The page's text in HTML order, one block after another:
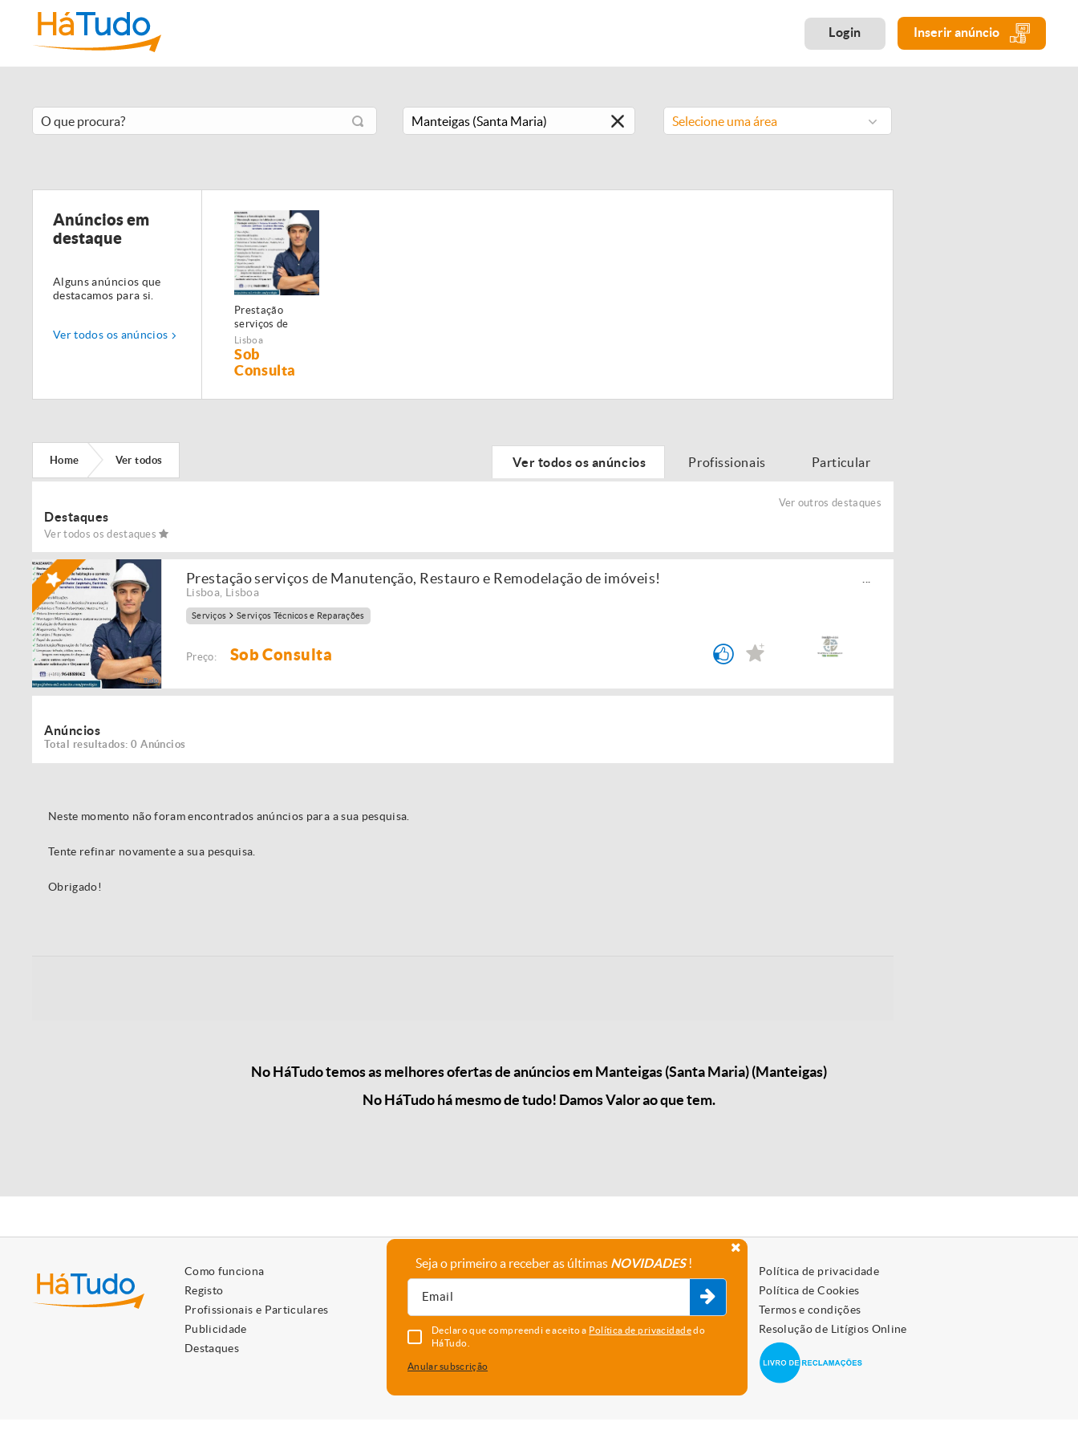
Login Inserir anúncio
Selecione uma área
Anúncios em
destaque
Alguns anúncios que
destacamos para si.
Ver todos os anúncios
Prestação
serviços de
Manutenção,
Restauro e
Remodelação de
imóveis!
Lisboa
Sob
Consulta
Home Ver todos Ver todos os anúncios Profissionais Particular
Ver outros destaques
Destaques
Ver todos os destaques
Prestação serviços de Manutenção, Restauro e Remodelação de imóveis!
Lisboa Lisboa
Serviços Serviços Técnicos e Reparações
Preço: Sob Consulta
Anúncios
Total resultados: 0 Anúncios
Neste momento não foram encontrados anúncios para a sua pesquisa.
Tente refinar novamente a sua pesquisa.
Obrigado!
No HáTudo temos as melhores ofertas de anúncios em Manteigas (Santa Maria) (Manteigas)
No HáTudo há mesmo de tudo! Damos Valor ao que tem.
Como funciona
Registo
Profissionais e Particulares
Publicidade
Destaques
A empresa
Parceiros
Política de privacidade
Política de Cookies
Termos e condições
Resolução de Litígios Online
Seja o primeiro a receber as últimas NOVIDADES!
Declaro que compreendi e aceito a Política de privacidadedo
HáTudo.
Anular subscrição